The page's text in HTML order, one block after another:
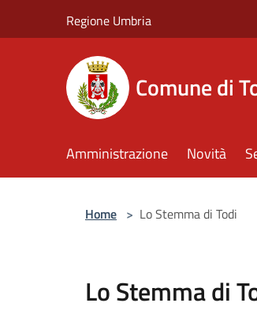
Regione Umbria
Comune di
Amministrazione Novità
Home > Lo Stemma di Todi
Lo Stemma di